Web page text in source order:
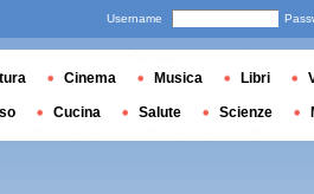
Username
Cinema Musica Libri
Cucina Salute Scienze